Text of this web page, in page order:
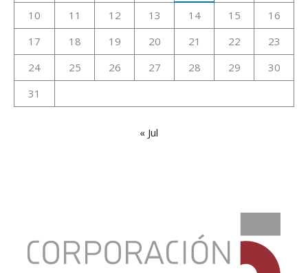
10
11 12 13 14 15
16
17
18 19 20 21 22
23
24
25 26 27 28 29
30
31
« Jul
reducción
de